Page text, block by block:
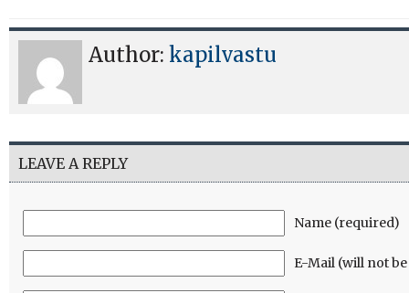
Author: kapilvastu
LEAVE A REPLY
Name (required)
E-Mail (will not